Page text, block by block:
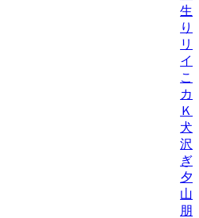
生
り
リ
イ
こ
カ
Ｋ
犬
沢
ぎ
夕
山
朋